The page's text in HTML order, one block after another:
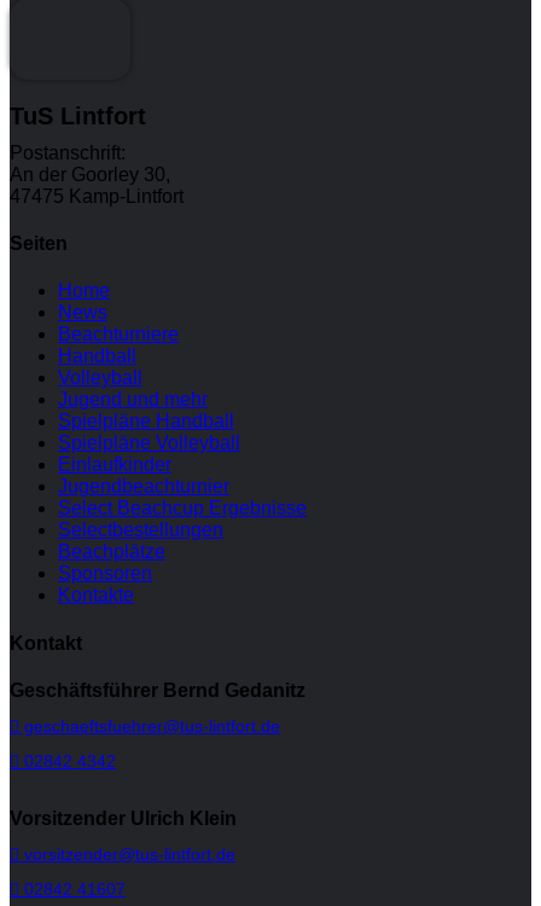
TuS Lintfort
Postanschrift:
An der Goorley 30,
47475 Kamp-Lintfort
Seiten
Home
News
Beachturniere
Handball
Volleyball
Jugend und mehr
Spielpläne Handball
Spielpläne Volleyball
Einlaufkinder
Jugendbeachturnier
Select Beachcup Ergebnisse
Selectbestellungen
Beachplätze
Sponsoren
Kontakte
Kontakt
Geschäftsführer Bernd Gedanitz
geschaeftsfuehrer@tus-lintfort.de
02842 4342
Vorsitzender Ulrich Klein
vorsitzender@tus-lintfort.de
02842 41607